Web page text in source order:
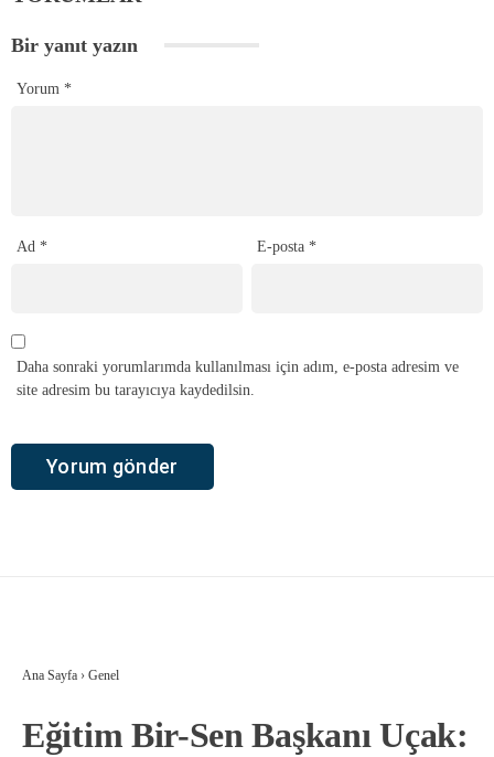
Bir yanıt yazın
Yorum *
Ad * E-posta *
Daha sonraki yorumlarımda kullanılması için adım, e-posta adresim ve
site adresim bu tarayıcıya kaydedilsin.
Ana Sayfa › Genel
Eğitim Bir-Sen Başkanı Uçak: